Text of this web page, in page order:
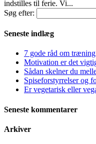
indstilles til ferie. Vi...
Søg efter:
Seneste indlæg
7 gode råd om træning
Motivation er det
Sådan skelner du
Spiseforstyrrelser og
Er vegetarisk eller
Seneste kommentarer
Arkiver